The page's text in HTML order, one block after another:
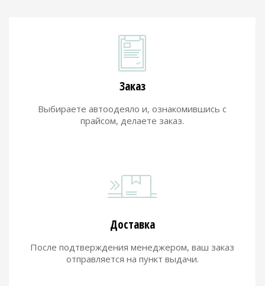
Заказ
Выбираете автоодеяло и, ознакомившись с
прайсом, делаете заказ.
Доставка
После подтверждения менеджером, ваш заказ
отправляется на пункт выдачи.